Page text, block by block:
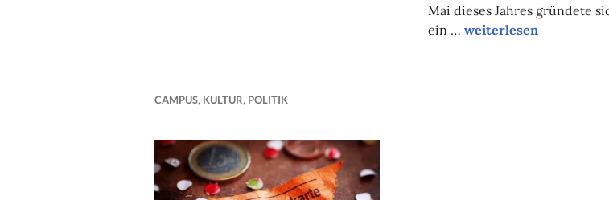
Mai dieses Jahres gründete
ein … Rebellion gegen das
weiterlesen
CAMPUS, KULTUR, POLITIK